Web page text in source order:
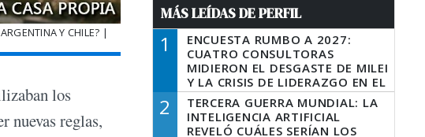
Y CHILE? |
los
nuevas reglas,
MÁS LEÍDAS DE PERFIL
1
ENCUESTA RUMBO A 2027:
CUATRO CONSULTORAS
MIDIERON EL DESGASTE DE MILEI
Y LA CRISIS DE LIDERAZGO EN EL
PERONISMO
2
TERCERA GUERRA MUNDIAL: LA
INTELIGENCIA ARTIFICIAL
REVELÓ CUÁLES SERÍAN LOS